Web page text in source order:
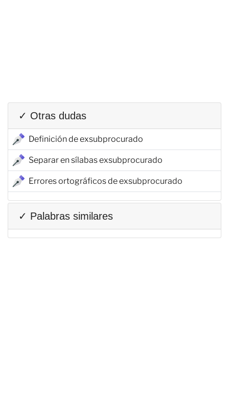
✓ Otras dudas
Definición de exsubprocurado
Separar en sílabas exsubprocurado
Errores ortográficos de exsubprocurado
✓ Palabras similares